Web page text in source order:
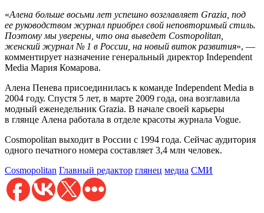
«Алена больше восьми лет успешно возглавляет Grazia, под
ее руководством журнал приобрел свой неповторимый стиль.
Поэтому мы уверены, что она выведет Cosmopolitan,
женский журнал № 1 в России, на новый виток развития», —
комментирует назначение генеральный директор Independent
Media Мария Комарова.
Алена Пенева присоединилась к команде Independent Media в
2004 году. Спустя 5 лет, в марте 2009 года, она возглавила
модный еженедельник Grazia. В начале своей карьеры
в глянце Алена работала в отделе красоты журнала Vogue.
Cosmopolitan выходит в России с 1994 года. Сейчас аудитория
одного печатного номера составляет 3,4 млн человек.
Cosmopolitan Главный редактор глянец медиа СМИ